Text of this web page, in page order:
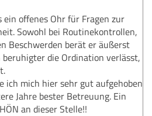
offenes Ohr für Fragen zur
Sowohl bei Routinekontrollen,
Beschwerden berät er äußerst
beruhigter die Ordination verlässt,
ich mich hier sehr gut aufgehoben
Jahre bester Betreuung. Ein
an dieser Stelle!!